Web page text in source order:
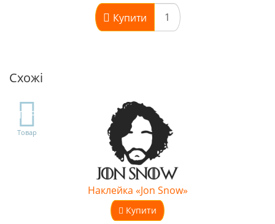
Купити
Схожі
TOP
Товар
Наклейка «Jon Snow»
Купити